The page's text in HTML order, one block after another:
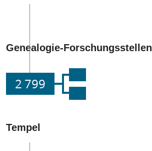
Genealogie-Forschungsstellen
2 799
Tempel